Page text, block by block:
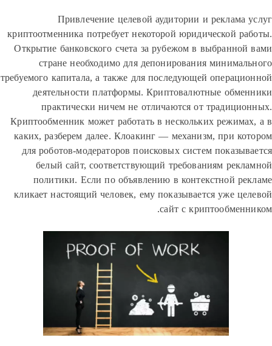
Привлечение целевой аудитории и
криптоотменника потребует некоторой юридической
Открытие банковского счета за рубежом в
стране необходимо для депонирования
требуемого капитала, а также для последующей
деятельности платформы. Криптовалютные
практически ничем не отличаются от
Криптообменник может работать в нескольких
каких, разберем далее. Клоакинг — механизм, при
для роботов-модераторов поисковых систем
белый сайт, соответствующий требованиям
политики. Если по объявлению в контекстной
кликает настоящий человек, ему показывается уже
сайт с